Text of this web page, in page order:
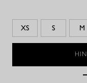
XS S M